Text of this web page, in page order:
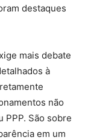
destaques
mais debate
à
não
PPP. São sobre
em um